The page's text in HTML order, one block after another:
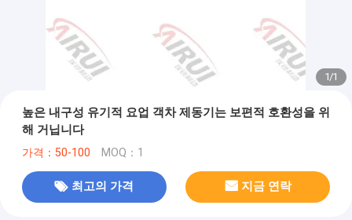
1/1
높은 내구성 유기적 요업 객차 제동기는 보편적 호환성을 위
해 거닙니다
가격：50-100 MOQ：1
최고의 가격 지금 연락